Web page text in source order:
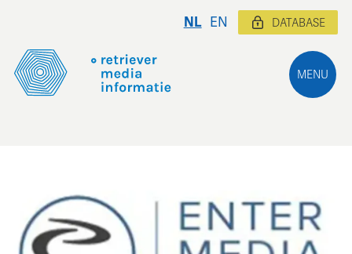
MENU
NL EN DATABASE